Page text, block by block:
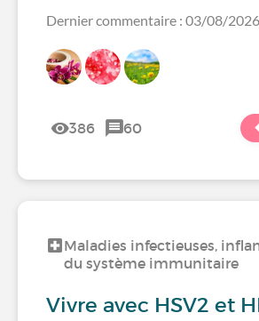
Dernier commentaire : 03/08/2026
386 60
Maladies infectieuses,
du système immunitaire
Vivre avec HSV2 et